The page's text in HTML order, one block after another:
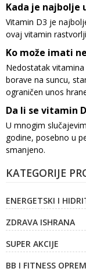
KATEGORIJE
ENERGETSKI I
ZDRAVA ISHRANA
SUPER AKCIJE
BB I FITNESS
Kada je najbolje
Vitamin D3 je
ovaj vitamin
Ko može imati
Nedostatak
borave na suncu,
ograničen unos
Da li se vitamin
U mnogim
godine, posebno u
smanjeno.